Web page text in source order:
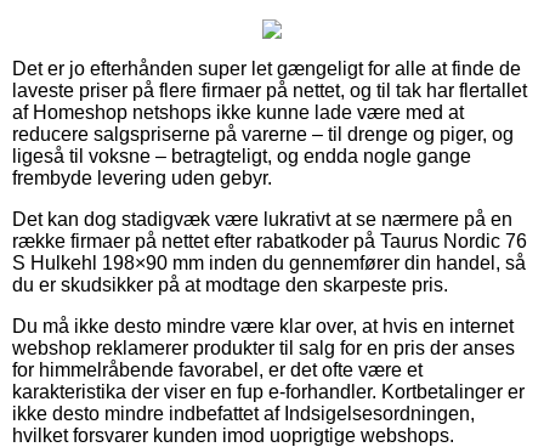
Det er jo efterhånden super let gængeligt for alle at finde de
laveste priser på flere firmaer på nettet, og til tak har flertallet
af Homeshop netshops ikke kunne lade være med at
reducere salgspriserne på varerne – til drenge og piger, og
ligeså til voksne – betragteligt, og endda nogle gange
frembyde levering uden gebyr.
Det kan dog stadigvæk være lukrativt at se nærmere på en
række firmaer på nettet efter rabatkoder på Taurus Nordic 76
S Hulkehl 198×90 mm inden du gennemfører din handel, så
du er skudsikker på at modtage den skarpeste pris.
Du må ikke desto mindre være klar over, at hvis en internet
webshop reklamerer produkter til salg for en pris der anses
for himmelråbende favorabel, er det ofte være et
karakteristika der viser en fup e-forhandler. Kortbetalinger er
ikke desto mindre indbefattet af Indsigelsesordningen,
hvilket forsvarer kunden imod uoprigtige webshops.